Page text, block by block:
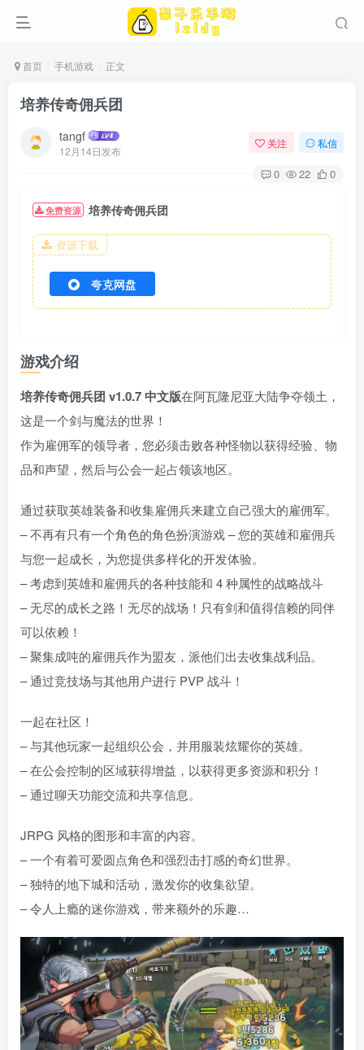
首页 手机游戏 正文
培养传奇佣兵团
tangf
12月14日发布
关注 私信
0 22 0
免费资源 培养传奇佣兵团
资源下载
夸克网盘
游戏介绍
培养传奇佣兵团 v1.0.7 中文版在阿瓦隆尼亚大陆争夺领土，
这是一个剑与魔法的世界！
作为雇佣军的领导者，您必须击败各种怪物以获得经验、物
品和声望，然后与公会一起占领该地区。
通过获取英雄装备和收集雇佣兵来建立自己强大的雇佣军。
– 不再有只有一个角色的角色扮演游戏 – 您的英雄和雇佣兵
与您一起成长，为您提供多样化的开发体验。
– 考虑到英雄和雇佣兵的各种技能和 4 种属性的战略战斗
– 无尽的成长之路！无尽的战场！只有剑和值得信赖的同伴
可以依赖！
– 聚集成吨的雇佣兵作为盟友，派他们出去收集战利品。
– 通过竞技场与其他用户进行 PVP 战斗！
一起在社区！
– 与其他玩家一起组织公会，并用服装炫耀你的英雄。
– 在公会控制的区域获得增益，以获得更多资源和积分！
– 通过聊天功能交流和共享信息。
JRPG 风格的图形和丰富的内容。
– 一个有着可爱圆点角色和强烈击打感的奇幻世界。
– 独特的地下城和活动，激发你的收集欲望。
– 令人上瘾的迷你游戏，带来额外的乐趣…